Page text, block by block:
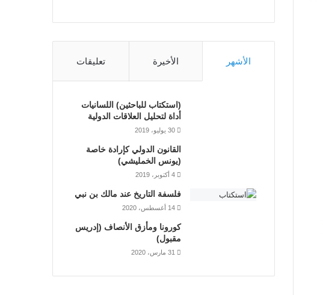
الأشهر الأخيرة تعليقات
(استكتاب للباحثين) اللسانيات
أداة لتحليل العلاقات الدولية
30 يوليو، 2019
القانون الدولي كإرادة خاصة
(يونس الخمليشي)
4 أكتوبر، 2019
فلسفة التاريخ عند مالك بن نبي
14 أغسطس، 2020
كورونا ومأزق الأنصاف (إدريس
مقبول)
31 مارس، 2020